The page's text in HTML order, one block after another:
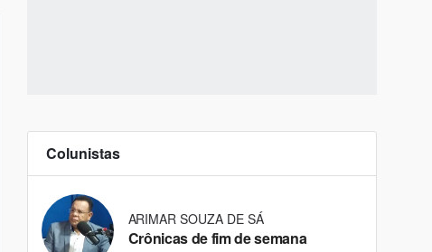
Colunistas
ARIMAR SOUZA DE SÁ
Crônicas de fim de semana